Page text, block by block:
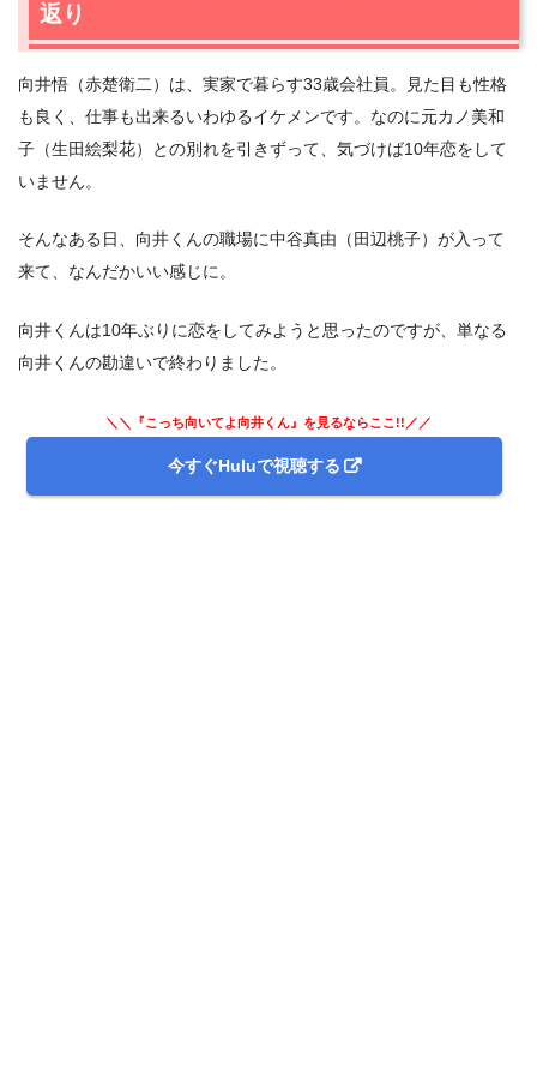
2.4誠実な男
2.52分間のハグ
2.6好きになってあげなきゃ
2.7
3.ドラマ『こっち向いてよ向井くん』 感想＆まとめ
返り
向井悟（赤楚衛二）は、実家で暮らす33歳会社員。見た目も性格
も良く、仕事も出来るいわゆるイケメンです。なのに元カノ美和
子（生田絵梨花）との別れを引きずって、気づけば10年恋をして
いません。
そんなある日、向井くんの職場に中谷真由（田辺桃子）が入って
来て、なんだかいい感じに。
向井くんは10年ぶりに恋をしてみようと思ったのですが、単なる
向井くんの勘違いで終わりました。
＼＼『こっち向いてよ向井くん』を見るならここ!!／／
今すぐHuluで視聴する